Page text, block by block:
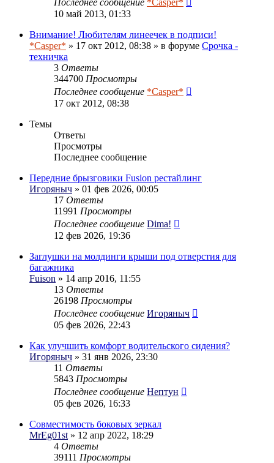
10 май 2013, 01:33
Внимание! Любителям линеечек в подписи!
*Casper* » 17 окт 2012, 08:38 » в форуме Срочка -
техничка
3 Ответы
344700 Просмотры
Последнее сообщение *Casper*
17 окт 2012, 08:38
Темы
Ответы
Просмотры
Последнее сообщение
Передние брызговики Fusion рестайлинг
Игоряныч » 01 фев 2026, 00:05
17 Ответы
11991 Просмотры
Последнее сообщение Dima!
12 фев 2026, 19:36
Заглушки на молдинги крыши под отверстия для
багажника
Fuison » 14 апр 2016, 11:55
13 Ответы
26198 Просмотры
Последнее сообщение Игоряныч
05 фев 2026, 22:43
Как улучшить комфорт водительского сидения?
Игоряныч » 31 янв 2026, 23:30
11 Ответы
5843 Просмотры
Последнее сообщение Нептун
05 фев 2026, 16:33
Совместимость боковых зеркал
MrEg01st » 12 апр 2022, 18:29
4 Ответы
39111 Просмотры